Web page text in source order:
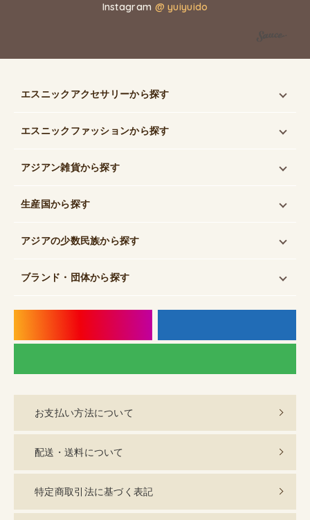
Instagram @ yuiyuido
エスニックアクセサリーから探す
エスニックファッションから探す
アジアン雑貨から探す
生産国から探す
アジアの少数民族から探す
ブランド・団体から探す
お支払い方法について
配送・送料について
特定商取引法に基づく表記